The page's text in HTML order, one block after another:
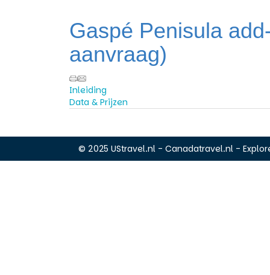
Gaspé Penisula
aanvraag)
Inleiding
Data & Prijzen
© 2025 UStravel.nl - Canadatravel.nl -